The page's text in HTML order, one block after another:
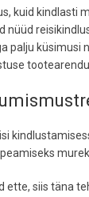
kuid kindlasti
nüüd
palju
ette, siis täna